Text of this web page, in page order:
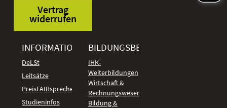
Vertrag
widerrufen
INFORMATIONEN
DeLSt
Leitsätze
PreisFAIRsprechen
Studieninfos
BILDUNGSBEREICHE
IHK-
Weiterbildungen
Wirtschaft &
Rechnungswesen
Bildung &